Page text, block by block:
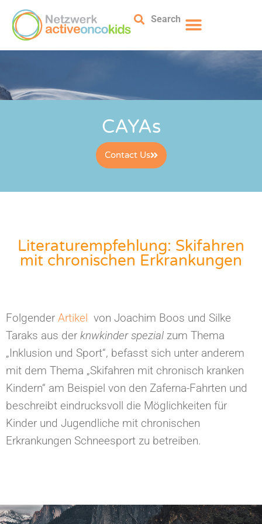
Search
CAYAs
Contact Us
Literaturempfehlung: Skifahren
mit chronischen Erkrankungen
Folgender Artikel von Joachim Boos und Silke
Taraks aus der knwkinder spezial zum Thema
„Inklusion und Sport“, befasst sich unter anderem
mit dem Thema „Skifahren mit chronisch kranken
Kindern“ am Beispiel von den Zaferna-Fahrten und
beschreibt eindrucksvoll die Möglichkeiten für
Kinder und Jugendliche mit chronischen
Erkrankungen Schneesport zu betreiben.